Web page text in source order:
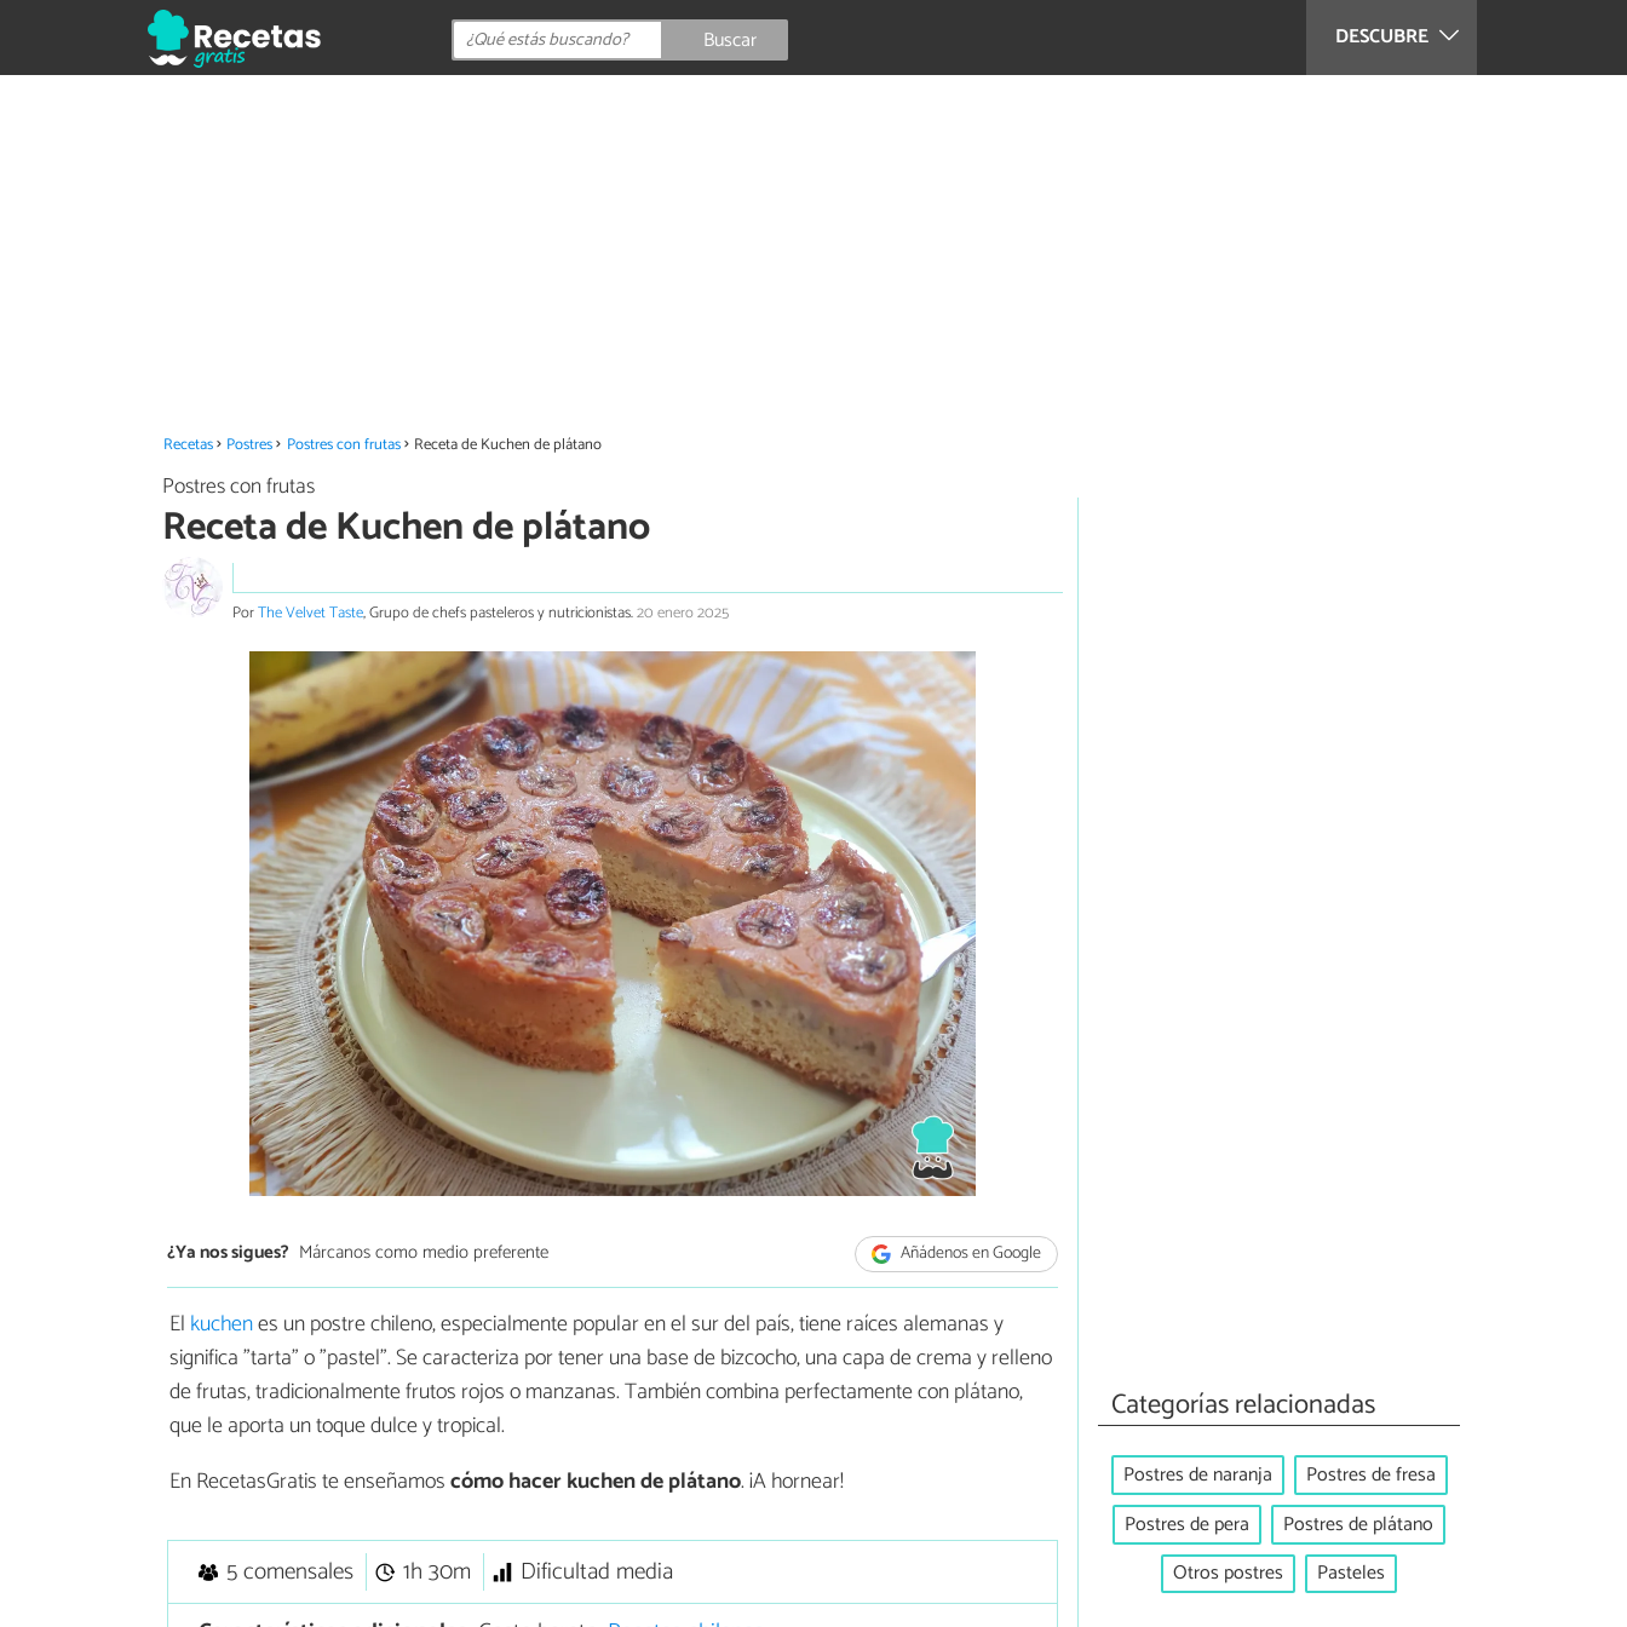
DESCUBRE
Buscar
Recetas Postres Postres con frutas Receta de Kuchen de plátano
Postres con frutas
Receta de Kuchen de plátano
PorThe Velvet Taste, Grupo de chefs pasteleros y nutricionistas.20 enero 2025
¿Ya nos sigues? Márcanos como medio preferente Añádenos en Google
El kuchenes un postre chileno, especialmente popular en el sur del país, tiene raíces alemanas y
significa "tarta" o "pastel". Se caracteriza por tener una base de bizcocho, una capa de crema y relleno
de frutas, tradicionalmente frutos rojos o manzanas. También combina perfectamente con plátano,
que le aporta un toque dulce y tropical.
En RecetasGratis te enseñamoscómo hacerkuchen de plátano. ¡A hornear!
5 comensales 1h 30m
Dificultad media
Categorías relacionadas
Postres de naranja
Postres de fresa
Postres de pera
Postres de plátano
Otros postres
Pasteles